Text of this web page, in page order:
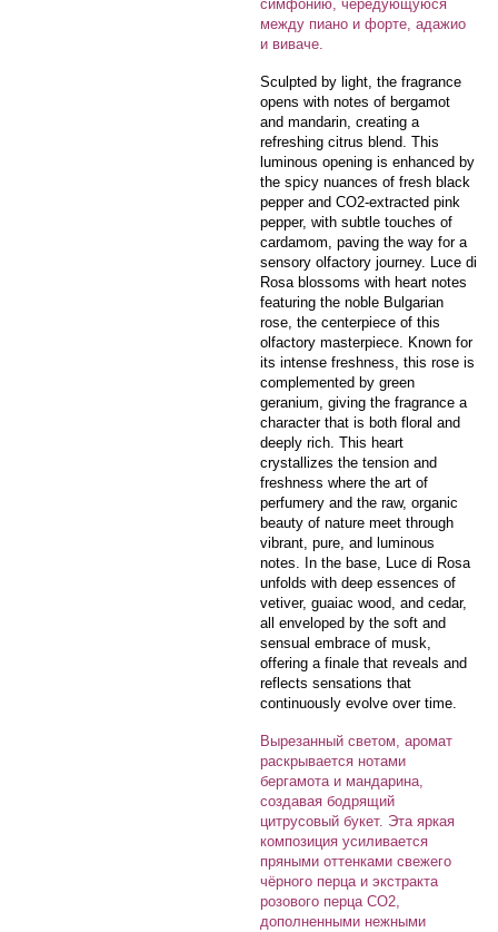
симфонию, чередующуюся
между пиано и форте, адажио
и виваче.
Sculpted by light, the fragrance
opens with notes of bergamot
and mandarin, creating a
refreshing citrus blend. This
luminous opening is enhanced by
the spicy nuances of fresh black
pepper and CO2-extracted pink
pepper, with subtle touches of
cardamom, paving the way for a
sensory olfactory journey. Luce di
Rosa blossoms with heart notes
featuring the noble Bulgarian
rose, the centerpiece of this
olfactory masterpiece. Known for
its intense freshness, this rose is
complemented by green
geranium, giving the fragrance a
character that is both floral and
deeply rich. This heart
crystallizes the tension and
freshness where the art of
perfumery and the raw, organic
beauty of nature meet through
vibrant, pure, and luminous
notes. In the base, Luce di Rosa
unfolds with deep essences of
vetiver, guaiac wood, and cedar,
all enveloped by the soft and
sensual embrace of musk,
offering a finale that reveals and
reflects sensations that
continuously evolve over time.
Вырезанный светом, аромат
раскрывается нотами
бергамота и мандарина,
создавая бодрящий
цитрусовый букет. Эта яркая
композиция усиливается
пряными оттенками свежего
чёрного перца и экстракта
розового перца CO2,
дополненными нежными